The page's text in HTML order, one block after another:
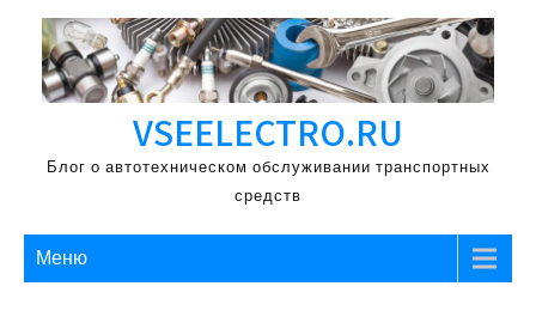
Перейти
содержимому
VSEELECTRO.RU
Блог о автотехническом обслуживании транспортных
средств
Меню